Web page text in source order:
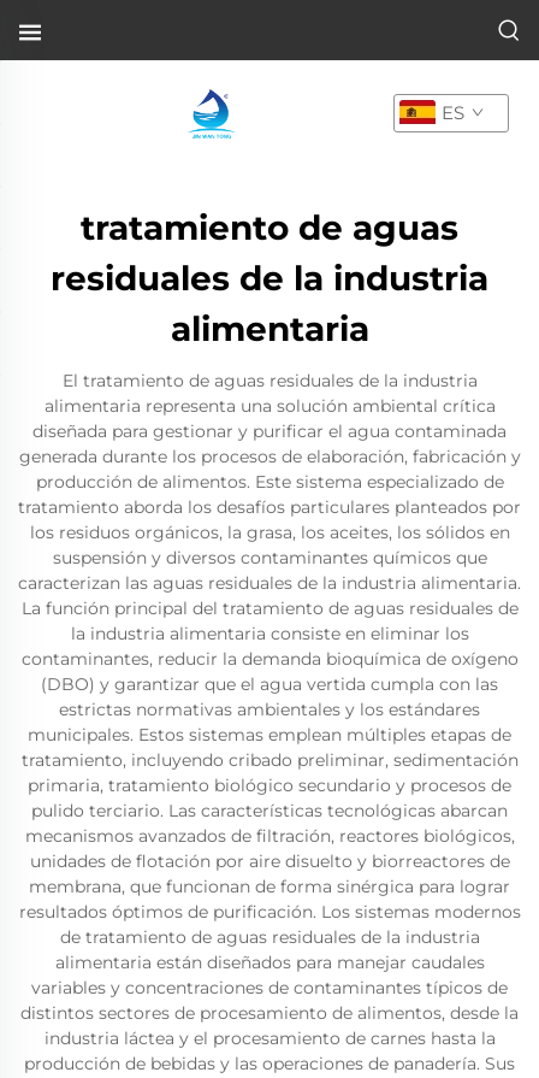
ES
tratamiento de aguas
residuales de la industria
alimentaria
El tratamiento de aguas residuales de la industria
alimentaria representa una solución ambiental crítica
diseñada para gestionar y purificar el agua contaminada
generada durante los procesos de elaboración, fabricación y
producción de alimentos. Este sistema especializado de
tratamiento aborda los desafíos particulares planteados por
los residuos orgánicos, la grasa, los aceites, los sólidos en
suspensión y diversos contaminantes químicos que
caracterizan las aguas residuales de la industria alimentaria.
La función principal del tratamiento de aguas residuales de
la industria alimentaria consiste en eliminar los
contaminantes, reducir la demanda bioquímica de oxígeno
(DBO) y garantizar que el agua vertida cumpla con las
estrictas normativas ambientales y los estándares
municipales. Estos sistemas emplean múltiples etapas de
tratamiento, incluyendo cribado preliminar, sedimentación
primaria, tratamiento biológico secundario y procesos de
pulido terciario. Las características tecnológicas abarcan
mecanismos avanzados de filtración, reactores biológicos,
unidades de flotación por aire disuelto y biorreactores de
membrana, que funcionan de forma sinérgica para lograr
resultados óptimos de purificación. Los sistemas modernos
de tratamiento de aguas residuales de la industria
alimentaria están diseñados para manejar caudales
variables y concentraciones de contaminantes típicos de
distintos sectores de procesamiento de alimentos, desde la
industria láctea y el procesamiento de carnes hasta la
producción de bebidas y las operaciones de panadería. Sus